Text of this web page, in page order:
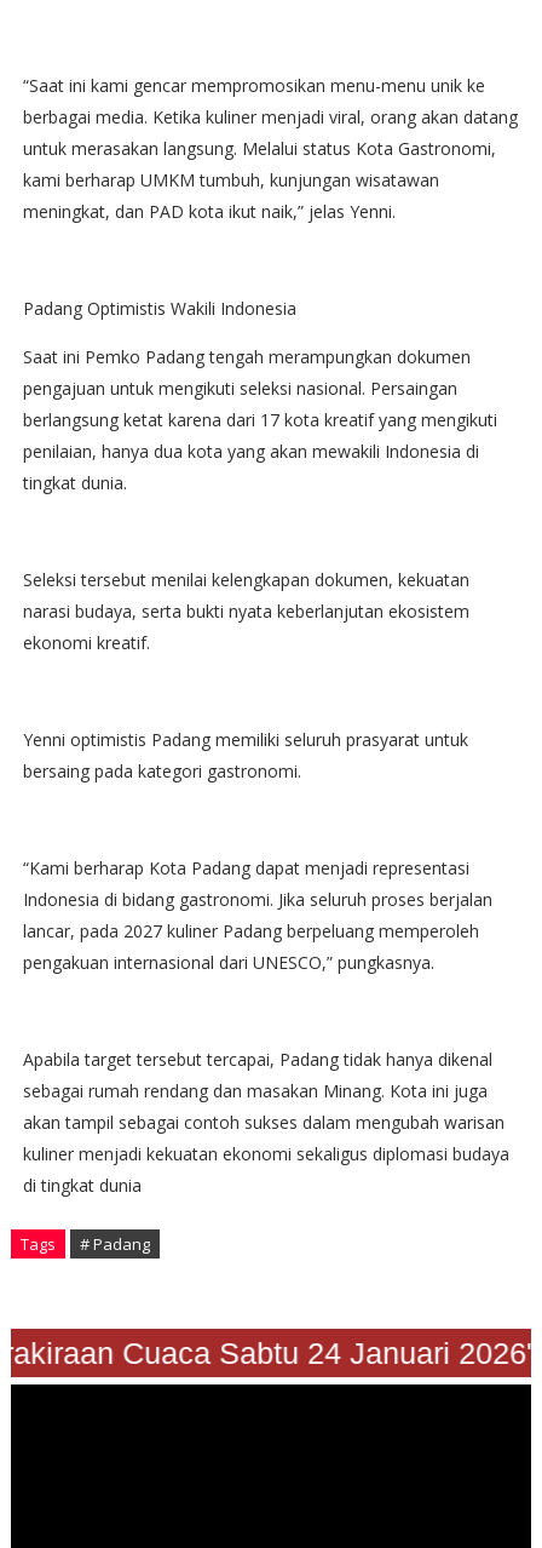
“Saat ini kami gencar mempromosikan menu-menu unik ke
berbagai media. Ketika kuliner menjadi viral, orang akan datang
untuk merasakan langsung. Melalui status Kota Gastronomi,
kami berharap UMKM tumbuh, kunjungan wisatawan
meningkat, dan PAD kota ikut naik,” jelas Yenni.
Padang Optimistis Wakili Indonesia
Saat ini Pemko Padang tengah merampungkan dokumen
pengajuan untuk mengikuti seleksi nasional. Persaingan
berlangsung ketat karena dari 17 kota kreatif yang mengikuti
penilaian, hanya dua kota yang akan mewakili Indonesia di
tingkat dunia.
Seleksi tersebut menilai kelengkapan dokumen, kekuatan
narasi budaya, serta bukti nyata keberlanjutan ekosistem
ekonomi kreatif.
Yenni optimistis Padang memiliki seluruh prasyarat untuk
bersaing pada kategori gastronomi.
“Kami berharap Kota Padang dapat menjadi representasi
Indonesia di bidang gastronomi. Jika seluruh proses berjalan
lancar, pada 2027 kuliner Padang berpeluang memperoleh
pengakuan internasional dari UNESCO,” pungkasnya.
Apabila target tersebut tercapai, Padang tidak hanya dikenal
sebagai rumah rendang dan masakan Minang. Kota ini juga
akan tampil sebagai contoh sukses dalam mengubah warisan
kuliner menjadi kekuatan ekonomi sekaligus diplomasi budaya
di tingkat dunia
Tags # Padang
Cuaca Sabtu 24 Januari